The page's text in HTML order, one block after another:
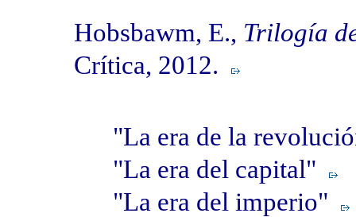
Hobsbawm, E., Trilogía
Crítica, 2012.
"La era de la
"La era del capital"
"La era del imperio"